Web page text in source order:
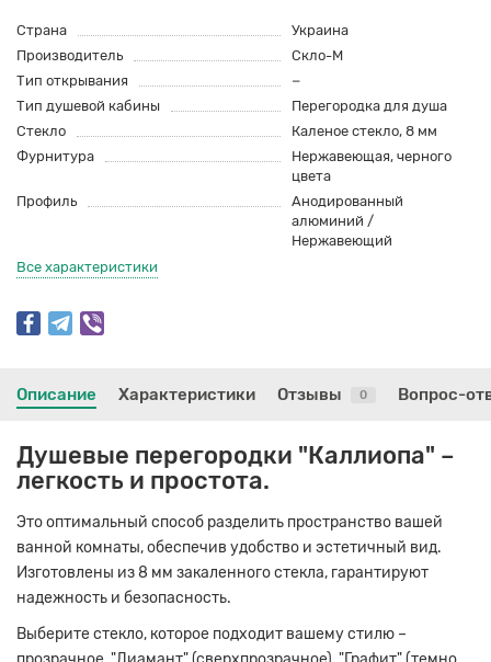
Страна
Украина
Производитель
Скло-М
Тип открывания
−
Тип душевой кабины
Перегородка для душа
Стекло
Каленое стекло, 8 мм
Фурнитура
Нержавеющая, черного
цвета
Профиль
Анодированный
алюминий /
Нержавеющий
Все характеристики
Описание Характеристики Отзывы 0 Вопрос-
Душевые перегородки "Каллиопа" –
легкость и простота.
Это оптимальный способ разделить пространство вашей
ванной комнаты, обеспечив удобство и эстетичный вид.
Изготовлены из 8 мм закаленного стекла, гарантируют
надежность и безопасность.
Выберите стекло, которое подходит вашему стилю –